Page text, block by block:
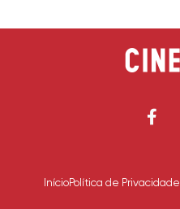
InícioPolítica de Privacidade